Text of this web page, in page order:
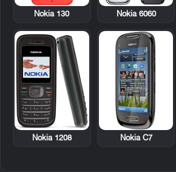
Nokia 6060
Nokia 130
Nokia C7
Nokia 1208